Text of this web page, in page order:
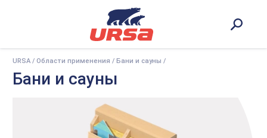
URSA / Области применения / Бани и сауны /
Бани и сауны